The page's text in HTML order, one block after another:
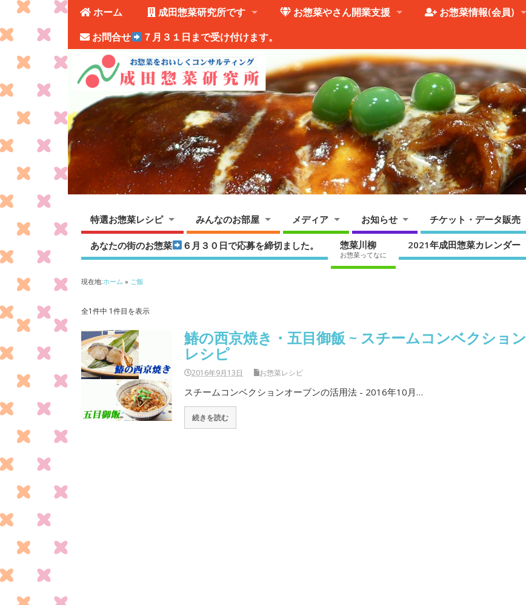
ホーム 成田惣菜研究所です お惣菜やさん開業支援 お惣菜情報(会員)
お問合せ
７月３１日まで受け付けます。
特選お惣菜レシピ みんなのお部屋 メディア お知らせ チケット・データ販売
あなたの街のお惣菜 ６月３０日で応募を締切ました。 惣菜川柳
お惣菜ってなに
2021年成田惣菜カレンダー
現在地:ホーム » ご飯
全1件中 1件目を表示
鰆の西京焼き・五目御飯 ~ スチームコンベクション
レシピ
2016年9月13日 お惣菜レシピ
スチームコンベクションオーブンの活用法 - 2016年10月…
続きを読む